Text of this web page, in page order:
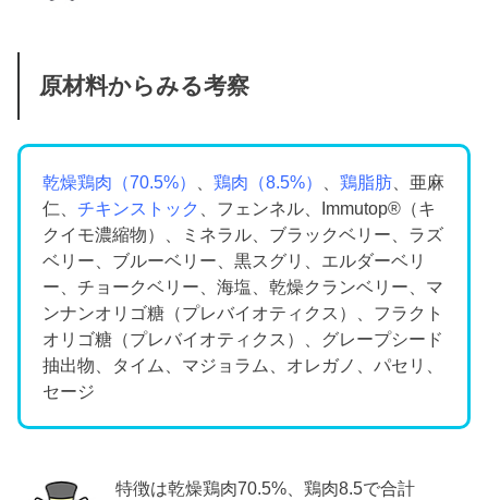
原材料からみる考察
乾燥鶏肉（70.5%） 、鶏肉（8.5%） 、鶏脂肪 、亜麻
仁、チキンストック
、フェンネル、Immutop®（キ
クイモ濃縮物）、ミネラル、ブラックベリー、ラズ
ベリー、ブルーベリー、黒スグリ、エルダーベリ
ー、チョークベリー、海塩、乾燥クランベリー、マ
ンナンオリゴ糖（プレバイオティクス）、フラクト
オリゴ糖（プレバイオティクス）、グレープシード
抽出物、タイム、マジョラム、オレガノ、パセリ、
セージ
特徴は乾燥鶏肉70.5%、鶏肉8.5で合計